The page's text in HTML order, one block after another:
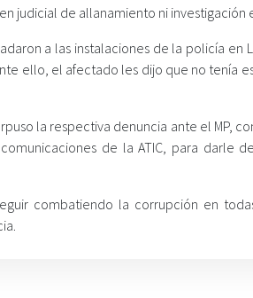
judicial de allanamiento ni investigación
a las instalaciones de la policía en
ello, el afectado les dijo que no tenía
la respectiva denuncia ante el MP,
de la ATIC, para darle
combatiendo la corrupción en